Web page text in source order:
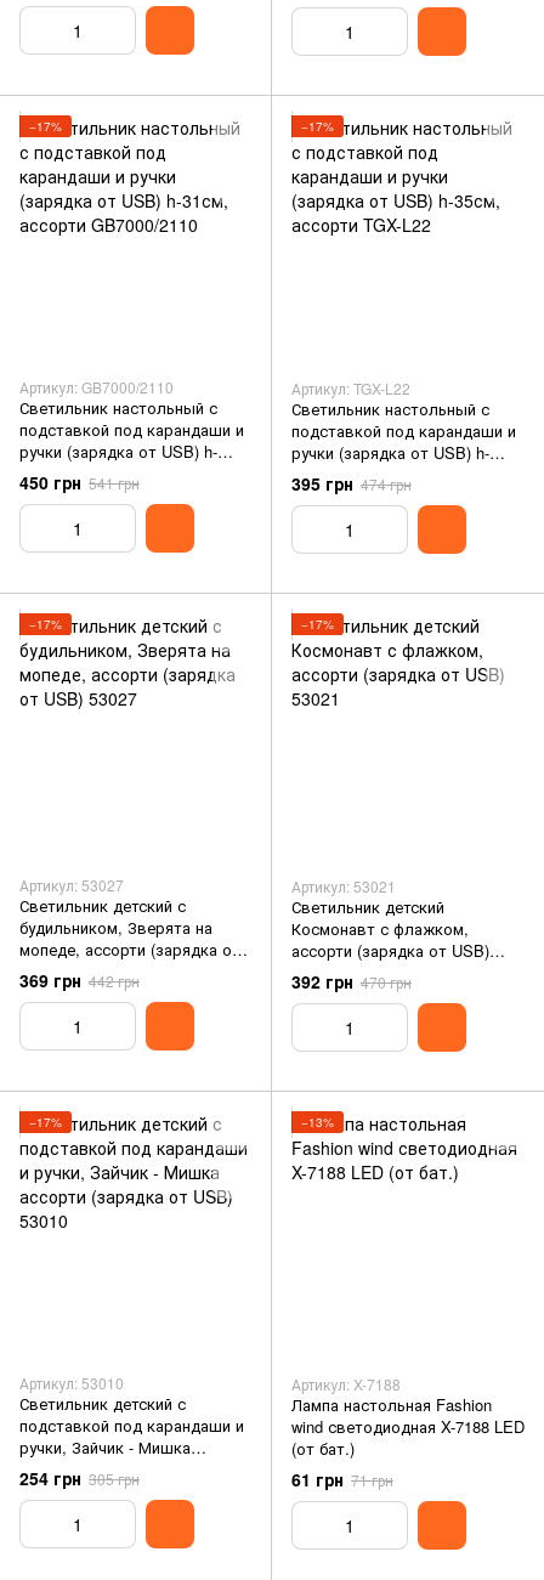
−17%
Артикул: GB7000/2110
Светильник настольный с
подставкой под карандаши и
ручки (зарядка от USB) h-
31см, ассорти GB7000/2110
450 грн 541 грн
−17%
Артикул: TGX-L22
Светильник настольный с
подставкой под карандаши и
ручки (зарядка от USB) h-
35см, ассорти TGX-L22
395 грн 474 грн
−17%
Артикул: 53027
Светильник детский с
будильником, Зверята на
мопеде, ассорти (зарядка от
USB) 53027
369 грн 442 грн
−17%
Артикул: 53021
Светильник детский
Космонавт с флажком,
ассорти (зарядка от USB)
53021
392 грн 470 грн
−17%
Артикул: 53010
Светильник детский с
подставкой под карандаши и
ручки, Зайчик - Мишка
ассорти (зарядка от USB)
53010
254 грн 305 грн
−13%
Артикул: X-7188
Лампа настольная Fashion
wind светодиодная X-7188 LED
(от бат.)
61 грн 71 грн